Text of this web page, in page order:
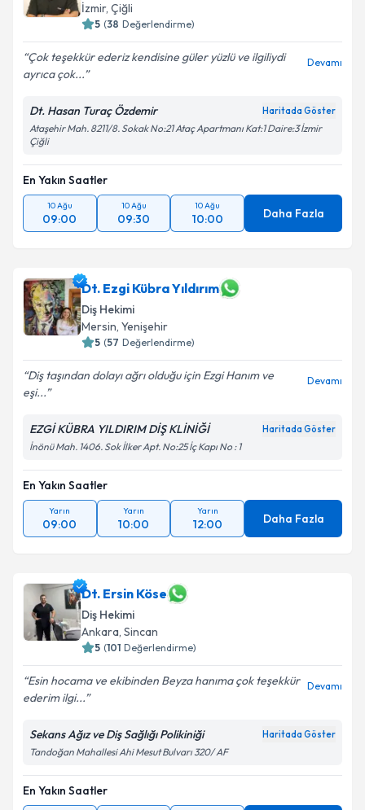
İzmir, Çiğli
5 (38 Değerlendirme)
Çok teşekkür ederiz kendisine güler yüzlü ve ilgiliydi
ayrıca çok...
Devamı
Dt. Hasan Turaç Özdemir Haritada Göster
Ataşehir Mah. 8211/8. Sokak No:21 Ataç Apartmanı Kat:1 Daire:3 İzmir
Çiğli
En Yakın Saatler
10 Ağu
09:00
10 Ağu
09:30
10 Ağu
10:00 Daha Fazla
Dt. Ezgi Kübra Yıldırım
Diş Hekimi
Mersin, Yenişehir
5 (57 Değerlendirme)
Diş taşından dolayı ağrı olduğu için Ezgi Hanım ve
eşi...
Devamı
EZGİ KÜBRA YILDIRIM DİŞ KLİNİĞİ Haritada Göster
İnönü Mah. 1406. Sok İlker Apt. No:25 İç Kapı No : 1
En Yakın Saatler
Yarın
09:00
Yarın
10:00
Yarın
12:00 Daha Fazla
Dt. Ersin Köse
Diş Hekimi
Ankara, Sincan
5 (101 Değerlendirme)
Esin hocama ve ekibinden Beyza hanıma çok teşekkür
ederim ilgi...
Devamı
Sekans Ağız ve Diş Sağlığı Polikiniği Haritada Göster
Tandoğan Mahallesi Ahi Mesut Bulvarı 320/ AF
En Yakın Saatler